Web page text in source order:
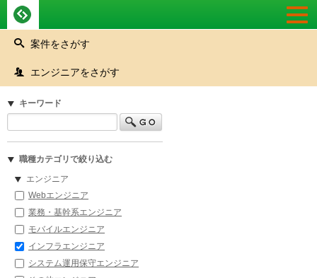
案件をさがす
エンジニアをさがす
キーワード
職種カテゴリで絞り込む
エンジニア
Webエンジニア
業務・基幹系エンジニア
モバイルエンジニア
インフラエンジニア
システム運用保守エンジニア